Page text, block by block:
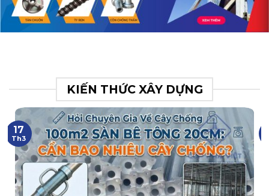
KIẾN THỨC XÂY DỰNG
17
Th3